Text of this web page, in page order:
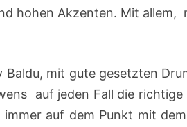
hohen Akzenten. Mit allem,
Baldu, mit gute gesetzten
auf jeden Fall die
auf dem Punkt mit